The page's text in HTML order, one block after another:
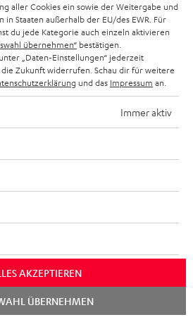
Debüt richtig gut bedient.“
www.hifi.de
28.11.2024
Mehr...
Zubehör
Verbindungskabel im
sind.
aller Cookies ein sowie der Weitergabe und
Staaten außerhalb der EU/des EWR. Für
du jede Kategorie auch einzeln aktivieren
übernehmen“ bestätigen.
„Daten-Einstellungen“ jederzeit
Zukunft widerrufen. Schau dir für weitere
und das Impressum an.
Immer aktiv
AKZEPTIEREN
ÜBERNEHMEN